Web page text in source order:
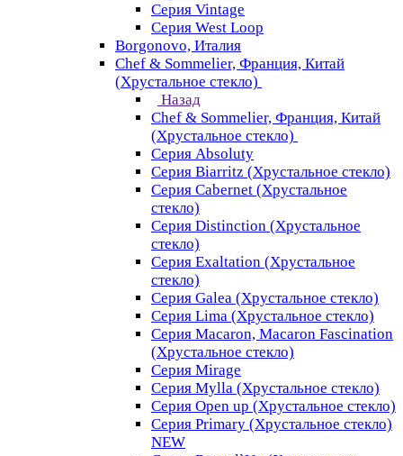
Серия Vintage
Серия West Loop
Borgonovo, Италия
Chef & Sommelier, Франция, Китай
(Хрустальное стекло)
Назад
Chef & Sommelier, Франция, Китай
(Хрустальное стекло)
Серия Absoluty
Серия Biarritz (Хрустальное стекло)
Серия Cabernet (Хрустальное
стекло)
Серия Distinction (Хрустальное
стекло)
Серия Exaltation (Хрустальное
стекло)
Серия Galea (Хрустальное стекло)
Серия Lima (Хрустальное стекло)
Серия Macaron, Macaron Fascination
(Хрустальное стекло)
Серия Mirage
Серия Mylla (Хрустальное стекло)
Серия Open up (Хрустальное стекло)
Серия Primary (Хрустальное стекло)
NEW